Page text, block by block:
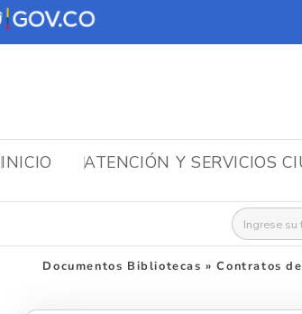
INICIO ATENCIÓN Y SERVICIOS
Buscar:
Documentos Bibliotecas »Contratos